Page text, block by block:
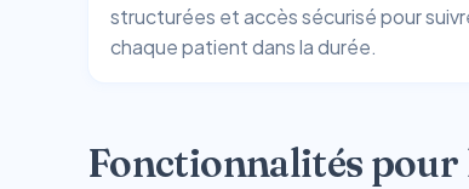
structurées et accès sécurisé pour
chaque patient dans la durée.
Fonctionnalités pour